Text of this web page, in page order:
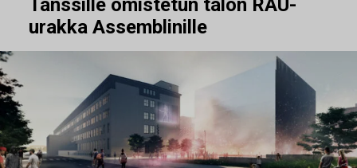
Tanssille omistetun talon RAU-
urakka Assemblinille